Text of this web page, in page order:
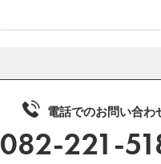
電話でのお問い合わ
082-221-